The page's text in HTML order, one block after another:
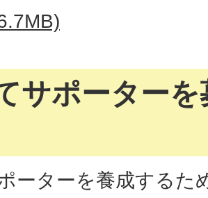
サポーター
ーターを養成するた